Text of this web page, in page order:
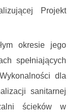
Projekt
okresie jego
spełniających
dla
sanitarnej
ścieków w